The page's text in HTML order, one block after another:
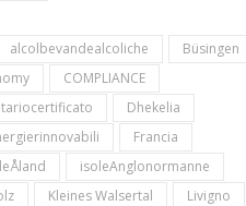
alcolbevandealcoliche
Büsingen
COMPLIANCE
Dhekelia
Francia
isoleAnglonormanne
Kleines Walsertal
Livigno